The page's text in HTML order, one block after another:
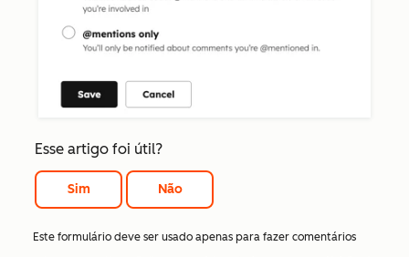
Esse artigo foi útil?
Sim Não
Este formulário deve ser usado apenas para fazer comentários